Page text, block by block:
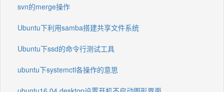
svn的merge操作
Ubuntu下利用samba搭建共享文件系统
Ubuntu下ssd的命令行测试工具
ubuntu下systemctl各操作的意思